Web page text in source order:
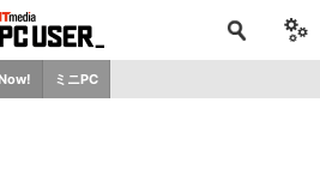
ミニPC